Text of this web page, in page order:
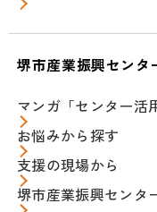
堺市産業振興センタ
マンガ「センター活
お悩みから探す
支援の現場から
堺市産業振興センタ